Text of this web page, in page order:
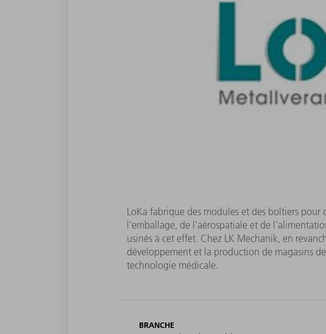
LoKa fabrique des modules et des boîtiers
l'emballage, de l'aérospatiale et de
usinés à cet effet. Chez LK Mechanik, en
développement et la production de magasins
technologie médicale.
BRANCHE